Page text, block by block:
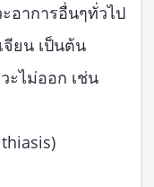
ะอาการอื่นๆทั่วไป
จียน เป็นต้น
ะไม่ออก เช่น